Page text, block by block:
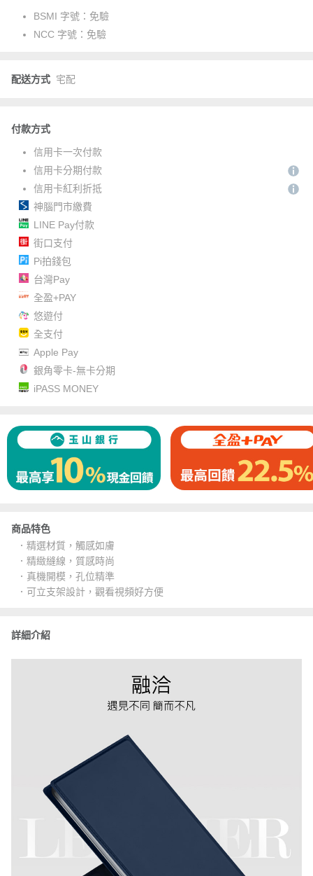
BSMI 字號： 免驗
NCC 字號： 免驗
配送方式 宅配
付款方式
信用卡一次付款
信用卡分期付款
信用卡紅利折抵
神腦門市繳費
LINE Pay付款
街口支付
Pi拍錢包
台灣Pay
全盈+PAY
悠遊付
全支付
Apple Pay
銀角零卡-無卡分期
iPASS MONEY
商品特色
．精選材質，觸感如膚
．精緻縫線，質感時尚
．真機開模，孔位精準
．可立支架設計，觀看視頻好方便
詳細介紹